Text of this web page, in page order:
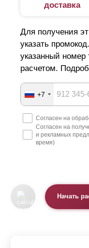
доставка
Для получения
указать
указанный номер
расчетом.
+7
Согласен на
Согласен на
и рекламных
время)
Начать